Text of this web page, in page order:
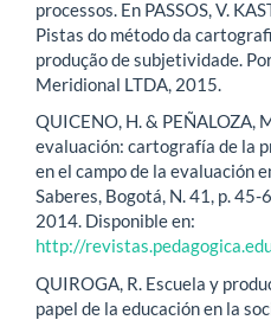
processos. En PASSOS, V.
Pistas do método da
produção de subjetividade.
Meridional LTDA, 2015.
QUICENO, H. & PEÑALOZA,
evaluación: cartografía de la
en el campo de la evaluación
Saberes, Bogotá, N. 41, p.
2014. Disponible en:
http://
QUIROGA, R. Escuela y
papel de la educación en la